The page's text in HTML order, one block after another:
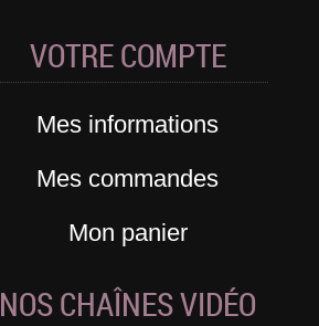
VOTRE COMPTE
Mes informations
Mes commandes
Mon panier
NOS CHAÎNES VIDÉO